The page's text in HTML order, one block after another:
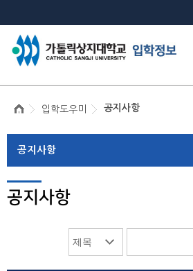
입학도우미 공지사항
공지사항
공지사항